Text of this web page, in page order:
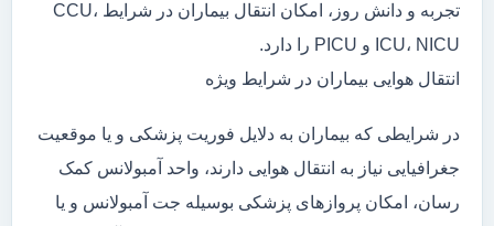
تجربه و دانش روز، امکان انتقال بیماران در شرایط CCU،
ICU، NICU و PICU را دارد.
انتقال هوایی بیماران در شرایط ویژه
در شرایطی که بیماران به دلایل فوریت پزشکی و یا موقعیت
جغرافیایی نیاز به انتقال هوایی دارند، واحد آمبولانس کمک
رسان، امکان پروازهای پزشکی بوسیله جت آمبولانس و یا